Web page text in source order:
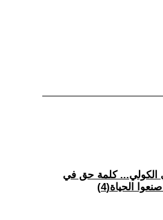
الكولي... كلمة حق في
الحياة(4)